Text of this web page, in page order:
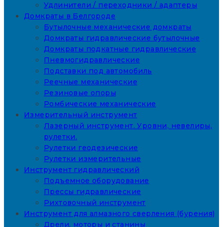
Удлинители / переходники / адаптеры
Домкраты в Белгороде
Бутылочные механические домкраты
Домкраты гидравлические бутылочные
Домкраты подкатные гидравлические
Пневмогидравлические
Подставки под автомобиль
Реечные механические
Резиновые опоры
Ромбические механические
Измерительный инструмент
Лазерный инструмент. Уровни, невелиры,
рулетки.
Рулетки геодезические
Рулетки измерительные
Инструмент гидравлический
Подъемное оборудование
Прессы гидравлические
Рихтовочный инструмент
Инструмент для алмазного сверления (бурения)
Дрели, моторы и станины